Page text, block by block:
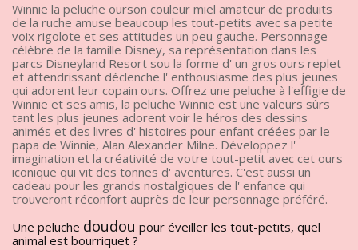
Winnie la peluche ourson couleur miel amateur de produits
de la ruche amuse beaucoup les tout-petits avec sa petite
voix rigolote et ses attitudes un peu gauche. Personnage
célèbre de la famille Disney, sa représentation dans les
parcs Disneyland Resort sou la forme d' un gros ours replet
et attendrissant déclenche l' enthousiasme des plus jeunes
qui adorent leur copain ours. Offrez une peluche à l'effigie de
Winnie et ses amis, la peluche Winnie est une valeurs sûrs
tant les plus jeunes adorent voir le héros des dessins
animés et des livres d' histoires pour enfant créées par le
papa de Winnie, Alan Alexander Milne. Développez l'
imagination et la créativité de votre tout-petit avec cet ours
iconique qui vit des tonnes d' aventures. C'est aussi un
cadeau pour les grands nostalgiques de l' enfance qui
trouveront réconfort auprès de leur personnage préféré.
Une peluche doudou pour éveiller les tout-petits, quel
animal est bourriquet ?